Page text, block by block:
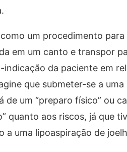
um procedimento
em um canto e transpor
da paciente em
que submeter-se a
de um “preparo físico” ou
quanto aos riscos, já que
uma lipoaspiração de